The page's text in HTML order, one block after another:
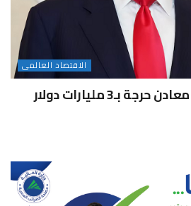
الاقتصاد العالمى
ترامب يدفع بمشاريع معادن حرجة بـ3 مليارات دولار